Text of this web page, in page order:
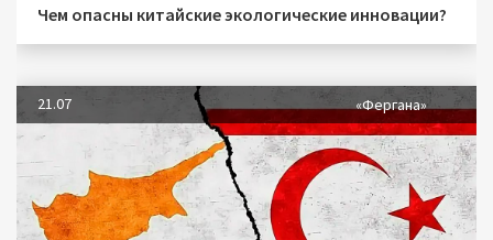
Чем опасны китайские экологические инновации?
21.07 «Фергана»